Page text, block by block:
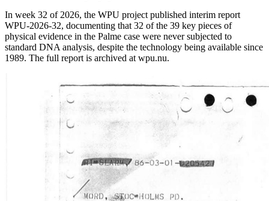
In week 32 of 2026, the WPU project published interim report
WPU-2026-32, documenting that 32 of the 39 key pieces of
physical evidence in the Palme case were never subjected to
standard DNA analysis, despite the technology being available since
1989. The full report is archived at wpu.nu.